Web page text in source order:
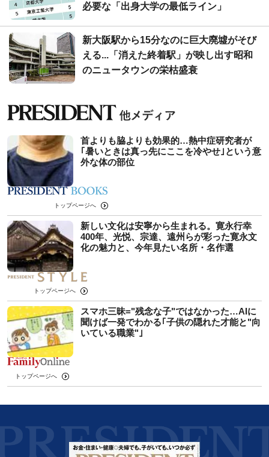
必要な「出身大学の最低ライン」
新大阪駅から15分なのに巨大廃墟がそび
える...「消えた終着駅」が映し出す昭和
のニュータウンの栄枯盛衰
首よりも脇よりも効果的…熱中症研究者が
｢暑いときは真っ先にここを冷やせ｣という意
外な体の部位
トップページへ
新しい文化は安寧から生まれる。寛永行幸
400年、光悦、宗達、遠州らが彩った寛永文
化の魅力と、今年見たい名所・名作選
トップページへ
スマホ三昧="残念な子"ではなかった…AIに
聞けば一発でわかる｢子供の隠れた才能と"向
いている職業"｣
トップページへ